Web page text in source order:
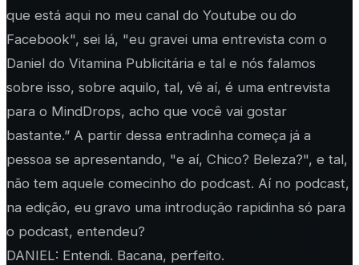
que está aqui no meu canal do Youtube ou do
Facebook", sei lá, "eu gravei uma entrevista com o
Daniel do Vitamina Publicitária e tal e nós falamos
sobre isso, sobre aquilo, tal, vê aí, é uma entrevista
para o MindDrops, acho que você vai gostar
bastante.” A partir dessa entradinha começa já a
pessoa se apresentando, "e aí, Chico? Beleza?", e tal,
não tem aquele comecinho do podcast. Aí no podcast,
na edição, eu gravo uma introdução rapidinha só para
o podcast, entendeu?
DANIEL: Entendi. Bacana, perfeito.